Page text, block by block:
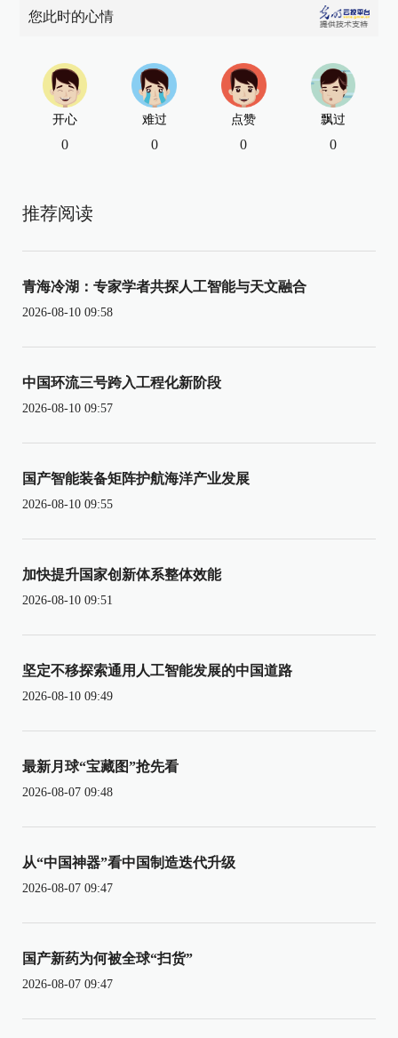
您此时的心情
开心
0
难过
0
点赞
0
飘过
0
推荐阅读
青海冷湖：专家学者共探人工智能与天文融合
2026-08-10 09:58
中国环流三号跨入工程化新阶段
2026-08-10 09:57
国产智能装备矩阵护航海洋产业发展
2026-08-10 09:55
加快提升国家创新体系整体效能
2026-08-10 09:51
坚定不移探索通用人工智能发展的中国道路
2026-08-10 09:49
最新月球“宝藏图”抢先看
2026-08-07 09:48
从“中国神器”看中国制造迭代升级
2026-08-07 09:47
国产新药为何被全球“扫货”
2026-08-07 09:47